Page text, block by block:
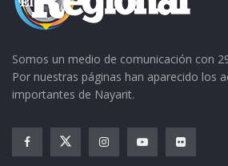
Somos un medio de comunicación con
Por nuestras páginas han aparecido los
importantes de Nayarit.